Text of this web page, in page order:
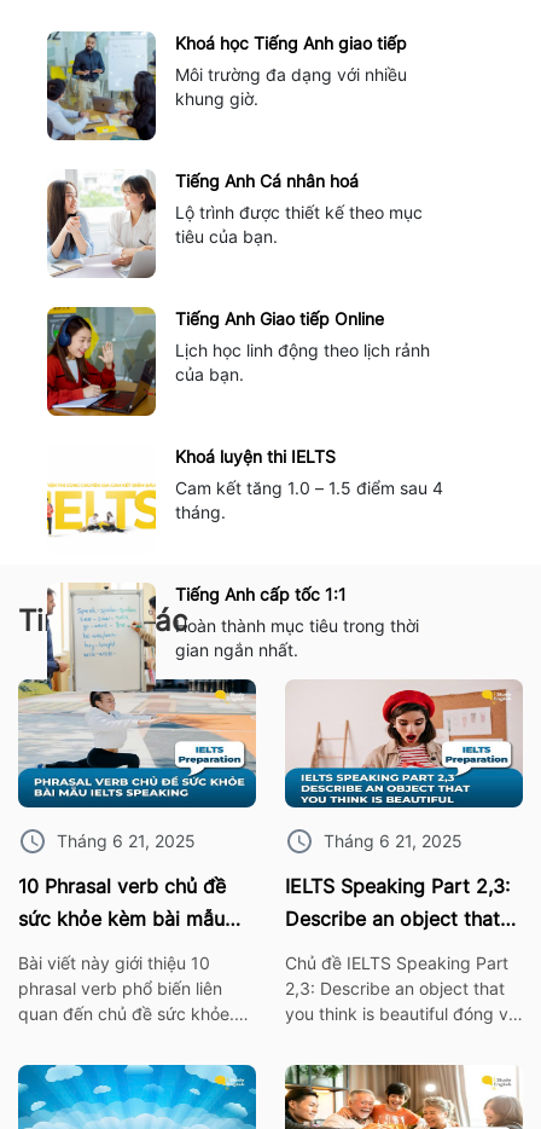
Khoá học Tiếng Anh giao tiếp
Môi trường đa dạng với nhiều
khung giờ.
Tiếng Anh Cá nhân hoá
Lộ trình được thiết kế theo mục
tiêu của bạn.
Tiếng Anh Giao tiếp Online
Lịch học linh động theo lịch rảnh
của bạn.
Khoá luyện thi IELTS
Cam kết tăng 1.0 – 1.5 điểm sau 4
tháng.
Tiếng Anh cấp tốc 1:1
Hoàn thành mục tiêu trong thời
gian ngắn nhất.
Tin tức khác
Tháng 6 21, 2025
10 Phrasal verb chủ đề
sức khỏe kèm bài mẫu
IELTS Speaking
Bài viết này giới thiệu 10
phrasal verb phổ biến liên
quan đến chủ đề sức khỏe.
giúp bạn mở rộng vốn từ
vựng mà còn rất hữu ích khi
áp dụng trong bài thi nói
Tháng 6 21, 2025
IELTS Speaking Part 2,3:
Describe an object that
you think is beautiful
Chủ đề IELTS Speaking Part
2,3: Describe an object that
you think is beautiful đóng vai
IELTS. Vì thế hãy cùng ISE tìm
hiểu các từ vựng thông dụng
nhất, cùng với bài mẫu về chủ